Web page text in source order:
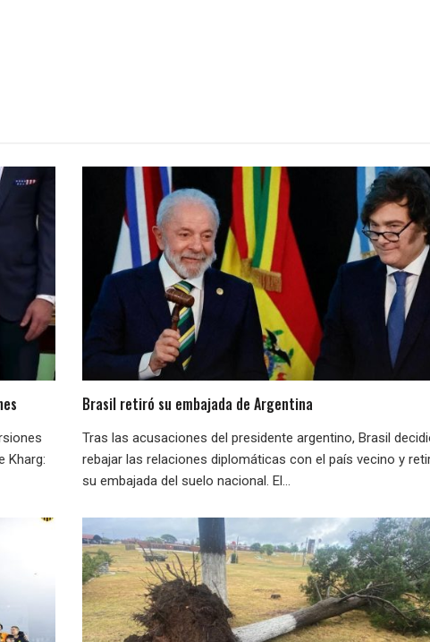
Kharg:
Brasil retiró su embajada de Argentina
Tras las acusaciones del presidente argentino, Brasil
rebajar las relaciones diplomáticas con el país vecino y
su embajada del suelo nacional. El...